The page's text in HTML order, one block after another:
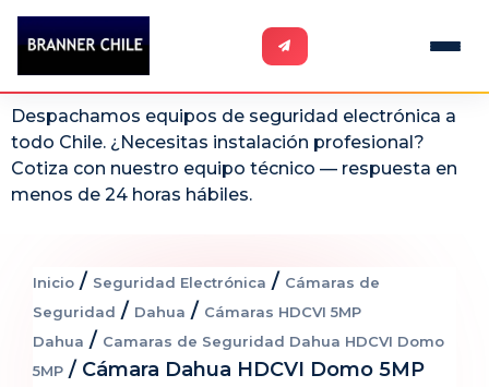
Despachamos equipos de seguridad electrónica a
todo Chile. ¿Necesitas instalación profesional?
Cotiza con nuestro equipo técnico — respuesta en
menos de 24 horas hábiles.
Inicio / Seguridad Electrónica / Cámaras de
Seguridad / Dahua / Cámaras HDCVI 5MP
Dahua / Camaras de Seguridad Dahua HDCVI Domo
5MP / Cámara Dahua HDCVI Domo 5MP